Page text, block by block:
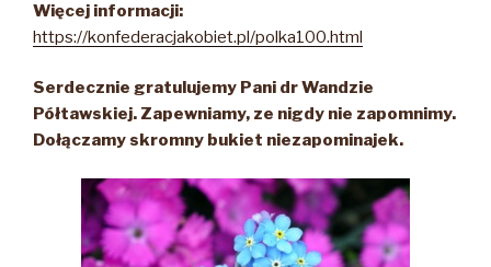
Więcej informacji:
https://konfederacjakobiet.pl/polka100.html
Serdecznie gratulujemy Pani dr Wandzie
Półtawskiej. Zapewniamy, ze nigdy nie zapomnimy.
Dołączamy skromny bukiet niezapominajek.